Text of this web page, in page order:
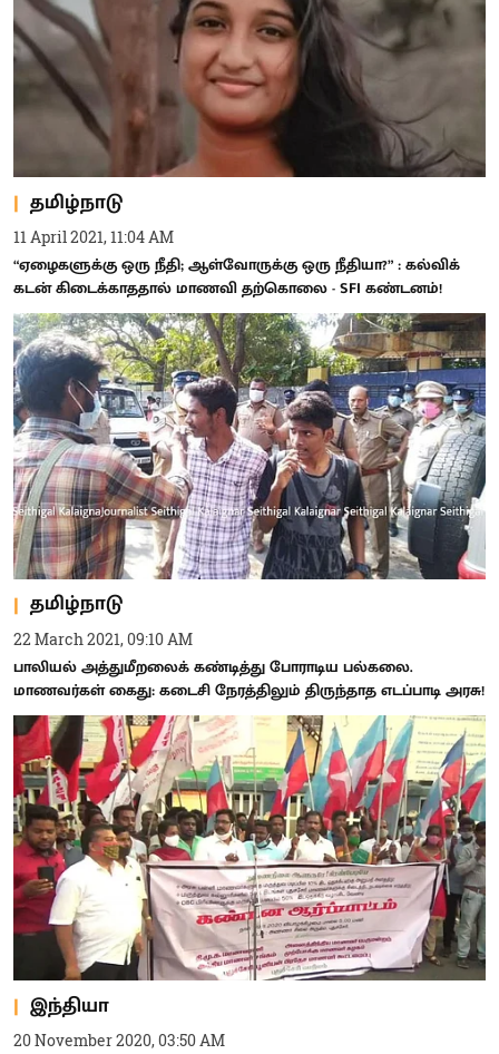
தமிழ்நாடு
11 April 2021, 11:04 AM
“ஏழைகளுக்கு ஒரு நீதி; ஆள்வோருக்கு ஒரு நீதியா?” : கல்விக்
கடன் கிடைக்காததால் மாணவி தற்கொலை - SFI கண்டனம்!
தமிழ்நாடு
22 March 2021, 09:10 AM
பாலியல் அத்துமீறலைக் கண்டித்து போராடிய பல்கலை.
மாணவர்கள் கைது: கடைசி நேரத்திலும் திருந்தாத எடப்பாடி அரசு!
இந்தியா
20 November 2020, 03:50 AM